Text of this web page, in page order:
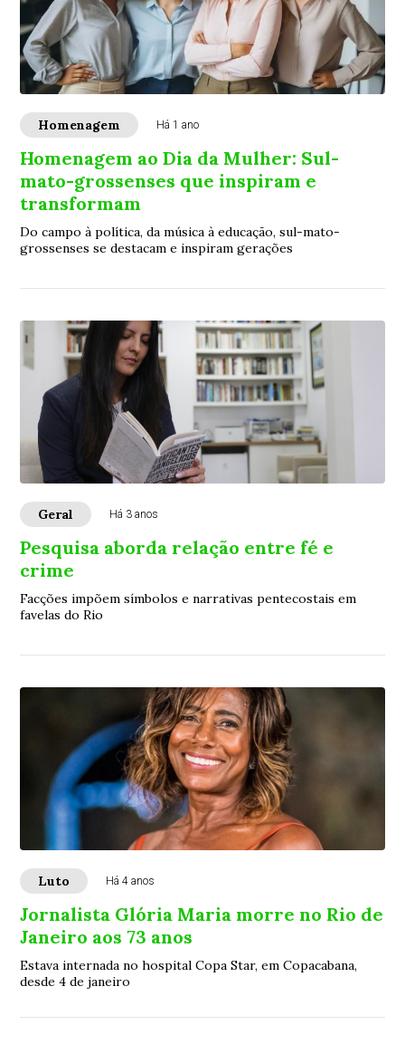
Homenagem Há 1 ano
Homenagem ao Dia da Mulher: Sul-
mato-grossenses que inspiram e
transformam
Do campo à política, da música à educação, sul-mato-
grossenses se destacam e inspiram gerações
Geral Há 3 anos
Pesquisa aborda relação entre fé e
crime
Facções impõem símbolos e narrativas pentecostais em
favelas do Rio
Luto Há 4 anos
Jornalista Glória Maria morre no Rio de
Janeiro aos 73 anos
Estava internada no hospital Copa Star, em Copacabana,
desde 4 de janeiro